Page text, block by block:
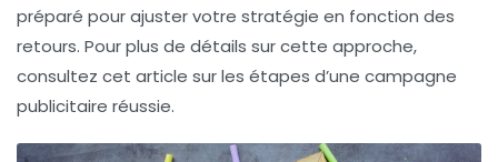
préparé pour ajuster votre stratégie en fonction des
retours. Pour plus de détails sur cette approche,
consultez cet article sur les étapes d’une campagne
publicitaire réussie.